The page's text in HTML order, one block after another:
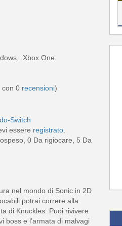
Xbox One
con 0 recensioni)
Switch
essere registrato
0 Da rigiocare, 5 Da
nel mondo di Sonic in 2D
potrai correre alla
di Knuckles. Puoi rivivere
boss e l’armata di malvagi